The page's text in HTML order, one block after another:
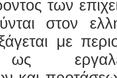
των
στον
με
ως